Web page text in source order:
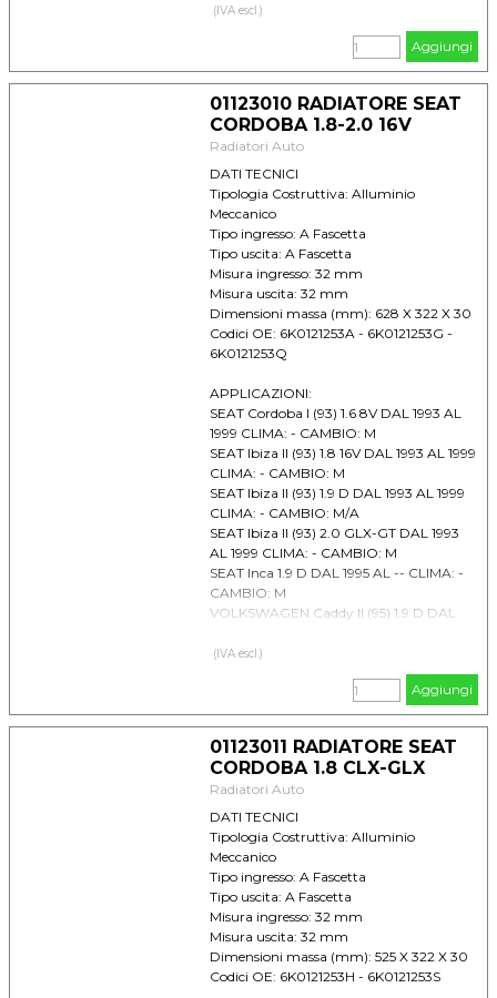
SEAT Inca 1.4 DAL 1995 AL -- CLIMA: -
VOLKSWAGEN Caddy II (95) 1.4 DAL 1995
AL 2003 CLIMA: +/- CAMBIO: M
VOLKSWAGEN Caddy II (95) 1.9 SDI DAL
1995 AL 01/2000 CLIMA: - CAMBIO: M
VOLKSWAGEN Polo IV Classic 1.4 DAL
1996 AL 2001 CLIMA: - CAMBIO: M
(IVA escl.)
Aggiungi
01123010 RADIATORE SEAT
CORDOBA 1.8-2.0 16V
Radiatori Auto
DATI TECNICI
Tipologia Costruttiva: Alluminio
Meccanico
Tipo ingresso: A Fascetta
Tipo uscita: A Fascetta
Misura ingresso: 32 mm
Misura uscita: 32 mm
Dimensioni massa (mm): 628 X 322 X 30
Codici OE: 6K0121253A - 6K0121253G -
6K0121253Q
APPLICAZIONI:
SEAT Cordoba I (93) 1.6 8V DAL 1993 AL
1999 CLIMA: - CAMBIO: M
SEAT Ibiza II (93) 1.8 16V DAL 1993 AL 1999
CLIMA: - CAMBIO: M
SEAT Ibiza II (93) 1.9 D DAL 1993 AL 1999
CLIMA: - CAMBIO: M/A
SEAT Ibiza II (93) 2.0 GLX-GT DAL 1993
AL 1999 CLIMA: - CAMBIO: M
SEAT Inca 1.9 D DAL 1995 AL -- CLIMA: -
CAMBIO: M
VOLKSWAGEN Caddy II (95) 1.9 D DAL
(IVA escl.)
Aggiungi
01123011 RADIATORE SEAT
CORDOBA 1.8 CLX-GLX
Radiatori Auto
DATI TECNICI
Tipologia Costruttiva: Alluminio
Meccanico
Tipo ingresso: A Fascetta
Tipo uscita: A Fascetta
Misura ingresso: 32 mm
Misura uscita: 32 mm
Dimensioni massa (mm): 525 X 322 X 30
Codici OE: 6K0121253H - 6K0121253S